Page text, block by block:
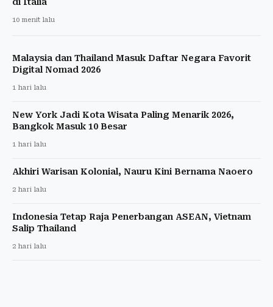
di Italia
10 menit lalu
Malaysia dan Thailand Masuk Daftar Negara Favorit
Digital Nomad 2026
1 hari lalu
New York Jadi Kota Wisata Paling Menarik 2026,
Bangkok Masuk 10 Besar
1 hari lalu
Akhiri Warisan Kolonial, Nauru Kini Bernama Naoero
2 hari lalu
Indonesia Tetap Raja Penerbangan ASEAN, Vietnam
Salip Thailand
2 hari lalu